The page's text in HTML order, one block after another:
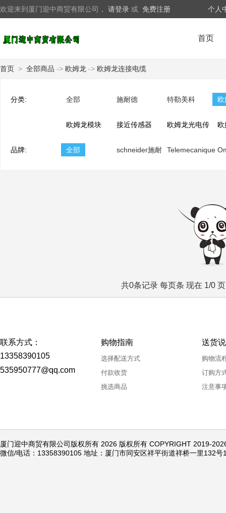
欢迎来到厦门迎中商贸有限公司， 请登录 或 免费注册 个人
首页
首页 > 全部商品 -> 欧姆龙 -> 欧姆龙连接电缆
分类: 全部 施耐德 特勒美科 欧
欧姆龙模块 接近传感器 欧姆龙光电传
感器
欧
器
品牌: 全部 schneider施耐 Telemecanique
共0条记录 每页条 现在 1/0
联系方式：
13358390105
535950777@qq.com
购物指南
选择配送方式
付款收货
挑选商品
送货
购物流
订购方
注意事
厦门迎中商贸有限公司版权所有 2026 版权所有 COPYRIGHT 2019-
微信/电话：13358390105 地址：厦门市同安区祥平街道祥桥一里132号